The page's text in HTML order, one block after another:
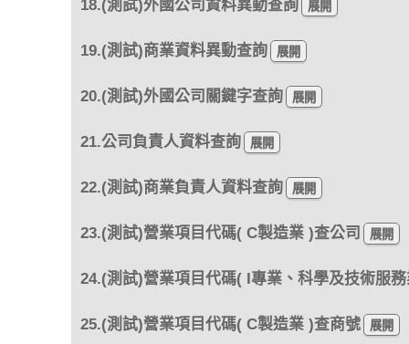
18.(測試)外國公司資料異動查詢
19.(測試)商業資料異動查詢
20.(測試)外國公司關鍵字查詢
21.公司負責人資料查詢
22.(測試)商業負責人資料查詢
23.(測試)營業項目代碼( C製造業 )查公司
24.(測試)營業項目代碼( I專業、科學及技術服
25.(測試)營業項目代碼( C製造業 )查商號